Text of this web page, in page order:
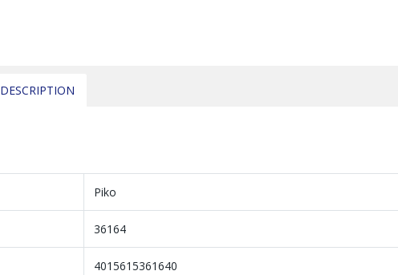
DESCRIPTION
Piko
36164
4015615361640